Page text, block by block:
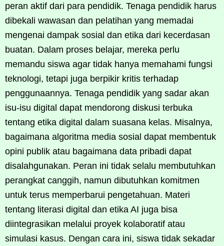
peran aktif dari para pendidik. Tenaga pendidik harus
dibekali wawasan dan pelatihan yang memadai
mengenai dampak sosial dan etika dari kecerdasan
buatan. Dalam proses belajar, mereka perlu
memandu siswa agar tidak hanya memahami fungsi
teknologi, tetapi juga berpikir kritis terhadap
penggunaannya. Tenaga pendidik yang sadar akan
isu-isu digital dapat mendorong diskusi terbuka
tentang etika digital dalam suasana kelas. Misalnya,
bagaimana algoritma media sosial dapat membentuk
opini publik atau bagaimana data pribadi dapat
disalahgunakan. Peran ini tidak selalu membutuhkan
perangkat canggih, namun dibutuhkan komitmen
untuk terus memperbarui pengetahuan. Materi
tentang literasi digital dan etika AI juga bisa
diintegrasikan melalui proyek kolaboratif atau
simulasi kasus. Dengan cara ini, siswa tidak sekadar